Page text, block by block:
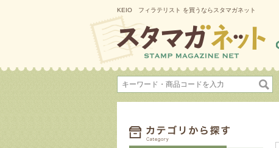
KEIO フィラテリスト を買うならスタマガネット